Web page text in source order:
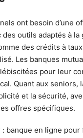
ont besoin d’une
des outils adaptés à la
des crédits à
Les banques
pour leur
Quant aux seniors,
et la sécurité,
offres spécifiques.
banque en ligne pour